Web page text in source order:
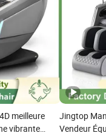
meilleure
vibrante
Jingtop
Vendeur